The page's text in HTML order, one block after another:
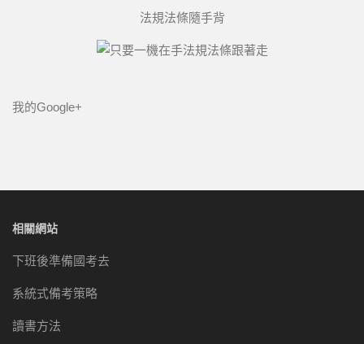
法規法條隨手背
我的Google+
相關網站
下班後準備國考去
系統式備考策略
讀書方法